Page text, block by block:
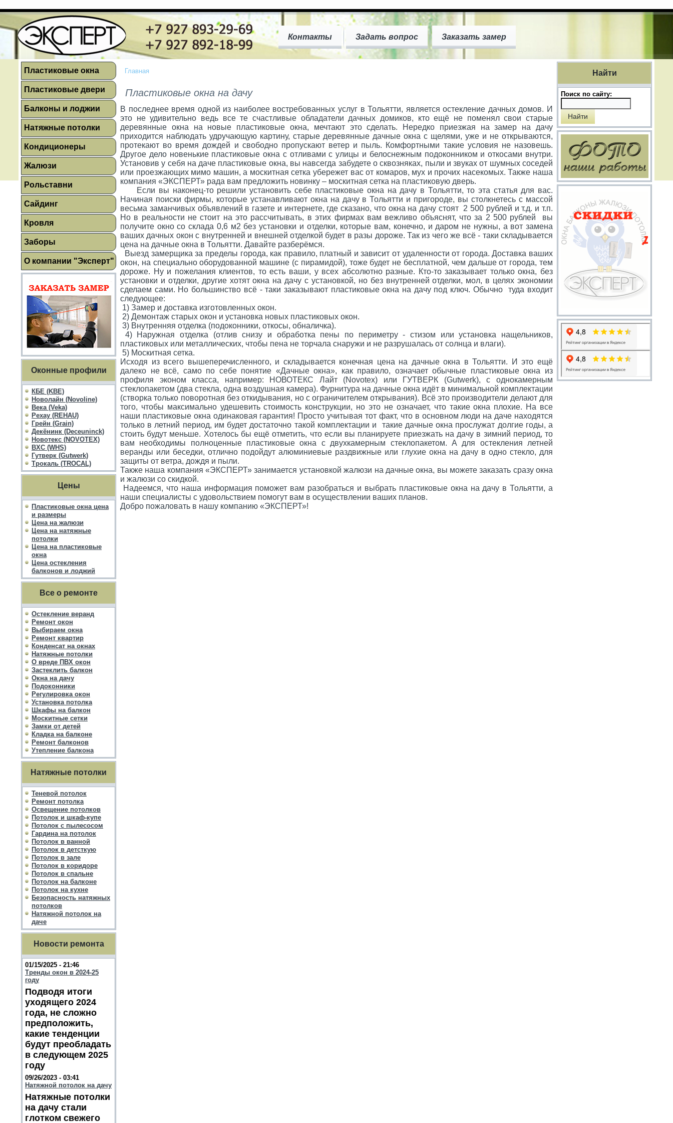
Контакты Задать вопрос Заказать замер
Пластиковые окна
Пластиковые двери
Балконы и лоджии
Натяжные потолки
Кондиционеры
Жалюзи
Рольставни
Сайдинг
Кровля
Заборы
О компании "Эксперт"
Оконные профили
КБЕ (KBE)
Новолайн (Novoline)
Века (Veka)
Рехау (REHAU)
Грейн (Grain)
Декёнинк (Deceuninck)
Новотекс (NOVOTEX)
ВХС (WHS)
Гутверк (Gutwerk)
Трокаль (TROCAL)
Цены
Пластиковые окна цена
и размеры
Цена на жалюзи
Цена на натяжные
потолки
Цена на пластиковые
окна
Цена остекления
балконов и лоджий
Все о ремонте
Остекление веранд
Ремонт окон
Выбираем окна
Ремонт квартир
Конденсат на окнах
Натяжные потолки
О вреде ПВХ окон
Застеклить балкон
Окна на дачу
Подоконники
Регулировка окон
Установка потолка
Шкафы на балкон
Москитные сетки
Замки от детей
Кладка на балконе
Ремонт балконов
Утепление балкона
Натяжные потолки
Теневой потолок
Ремонт потолка
Освещение потолков
Потолок и шкаф-купе
Потолок с пылесосом
Гардина на потолок
Потолок в ванной
Потолок в детсткую
Потолок в зале
Потолок в коридоре
Потолок в спальне
Потолок на балконе
Потолок на кухне
Безопасность натяжных
потолков
Натяжной потолок на
даче
Новости ремонта
01/15/2025 - 21:46
Тренды окон в 2024-25
году
Подводя итоги
уходящего 2024
года, не сложно
предположить,
какие тенденции
будут преобладать
в следующем 2025
году
09/26/2023 - 03:41
Натяжной потолок на дачу
Натяжные потолки
на дачу стали
глотком свежего
Главная
Пластиковые окна на дачу
В последнее время одной из наиболее востребованных услуг в Тольятти, является остекление дачных домов. И
это не удивительно ведь все те счастливые обладатели дачных домиков, кто ещё не поменял свои старые
деревянные окна на новые пластиковые окна, мечтают это сделать. Нередко приезжая на замер на дачу
приходится наблюдать удручающую картину, старые деревянные дачные окна с щелями, уже и не открываются,
протекают во время дождей и свободно пропускают ветер и пыль. Комфортными такие условия не назовешь.
Другое дело новенькие пластиковые окна с отливами с улицы и белоснежным подоконником и откосами внутри.
Установив у себя на даче пластиковые окна, вы навсегда забудете о сквозняках, пыли и звуках от шумных соседей
или проезжающих мимо машин, а москитная сетка убережет вас от комаров, мух и прочих насекомых. Также наша
компания «ЭКСПЕРТ» рада вам предложить новинку – москитная сетка на пластиковую дверь.
Если вы наконец-то решили установить себе пластиковые окна на дачу в Тольятти, то эта статья для вас.
Начиная поиски фирмы, которые устанавливают окна на дачу в Тольятти и пригороде, вы столкнетесь с массой
весьма заманчивых объявлений в газете и интернете, где сказано, что окна на дачу стоят 2 500 рублей и т.д. и т.п.
Но в реальности не стоит на это рассчитывать, в этих фирмах вам вежливо объяснят, что за 2 500 рублей вы
получите окно со склада 0,6 м2 без установки и отделки, которые вам, конечно, и даром не нужны, а вот замена
ваших дачных окон с внутренней и внешней отделкой будет в разы дороже. Так из чего же всё - таки складывается
цена на дачные окна в Тольятти. Давайте разберёмся.
Выезд замерщика за пределы города, как правило, платный и зависит от удаленности от города. Доставка ваших
окон, на специально оборудованной машине (с пирамидой), тоже будет не бесплатной, чем дальше от города, тем
дороже. Ну и пожелания клиентов, то есть ваши, у всех абсолютно разные. Кто-то заказывает только окна, без
установки и отделки, другие хотят окна на дачу с установкой, но без внутренней отделки, мол, в целях экономии
сделаем сами. Но большинство всё - таки заказывают пластиковые окна на дачу под ключ. Обычно туда входит
следующее:
1) Замер и доставка изготовленных окон.
2) Демонтаж старых окон и установка новых пластиковых окон.
3) Внутренняя отделка (подоконники, откосы, обналичка).
4) Наружная отделка (отлив снизу и обработка пены по периметру - стизом или установка нащельников,
пластиковых или металлических, чтобы пена не торчала снаружи и не разрушалась от солнца и влаги).
5) Москитная сетка.
Исходя из всего вышеперечисленного, и складывается конечная цена на дачные окна в Тольятти. И это ещё
далеко не всё, само по себе понятие «Дачные окна», как правило, означает обычные пластиковые окна из
профиля эконом класса, например: НОВОТЕКС Лайт (Novotex) или ГУТВЕРК (Gutwerk), с однокамерным
стеклопакетом (два стекла, одна воздушная камера). Фурнитура на дачные окна идёт в минимальной комплектации
(створка только поворотная без откидывания, но с ограничителем открывания). Всё это производители делают для
того, чтобы максимально удешевить стоимость конструкции, но это не означает, что такие окна плохие. На все
наши пластиковые окна одинаковая гарантия! Просто учитывая тот факт, что в основном люди на даче находятся
только в летний период, им будет достаточно такой комплектации и такие дачные окна прослужат долгие годы, а
стоить будут меньше. Хотелось бы ещё отметить, что если вы планируете приезжать на дачу в зимний период, то
вам необходимы полноценные пластиковые окна с двухкамерным стеклопакетом. А для остекления летней
веранды или беседки, отлично подойдут алюминиевые раздвижные или глухие окна на дачу в одно стекло, для
защиты от ветра, дождя и пыли.
Также наша компания «ЭКСПЕРТ» занимается установкой жалюзи на дачные окна, вы можете заказать сразу окна
и жалюзи со скидкой.
Надеемся, что наша информация поможет вам разобраться и выбрать пластиковые окна на дачу в Тольятти, а
наши специалисты с удовольствием помогут вам в осуществлении ваших планов.
Добро пожаловать в нашу компанию «ЭКСПЕРТ»!
Найти
Поиск по сайту: